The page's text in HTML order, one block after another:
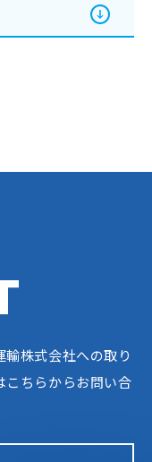
輸株式会社への取り
こちらからお問い合